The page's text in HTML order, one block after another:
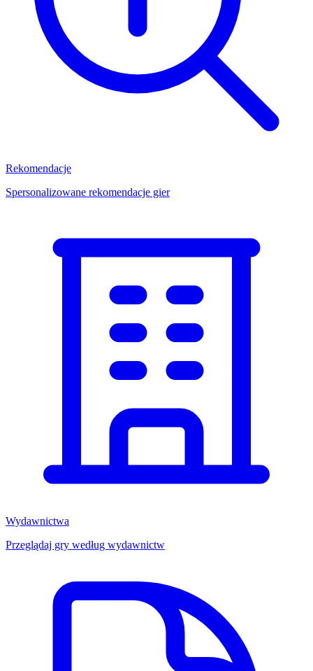
Rekomendacje
Spersonalizowane rekomendacje gier
Wydawnictwa
Przeglądaj gry według wydawnictw